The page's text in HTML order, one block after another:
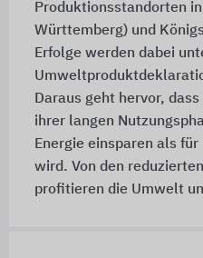
Produktionsstandorten
Württemberg) und
Erfolge werden dabei
Daraus geht hervor,
ihrer langen
Energie einsparen als
wird. Von den
profitieren die Umwelt